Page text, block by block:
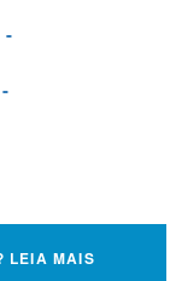
-
LEIA MAIS